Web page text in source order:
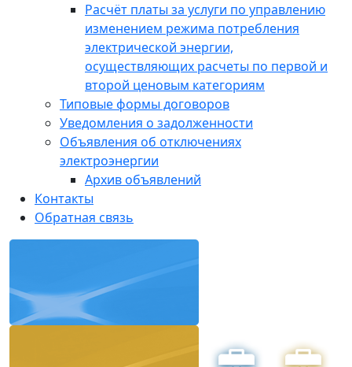
Расчёт платы за услуги по управлению
изменением режима потребления
электрической энергии,
осуществляющих расчеты по первой и
второй ценовым категориям
Типовые формы договоров
Уведомления о задолженности
Объявления об отключениях
электроэнергии
Архив объявлений
Контакты
Обратная связь